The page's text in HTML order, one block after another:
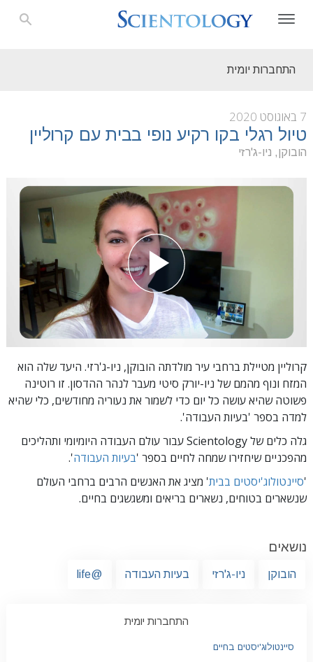
התחברות יומית
7 באוגוסט 2020
טיול רגלי בקו רקיע נופי בבית עם קרוליין
הובוקן, ניו-ג'רזי
קרוליין מטיילת ברחבי עיר מולדתה הובוקן, ניו-ג'רזי. היעד שלה הוא
המזח ונוף מהמם של ניו-יורק סיטי מעבר לנהר ההדסון. זו רוטינה
פשוטה שהיא עושה כל יום כדי לשמור את נעוריה מחודשים, כלי שהיא
למדה בספר 'בעיות העבודה'.
גלה כלים של Scientology עבור עולם העבודה היומיומי ותהליכים
מהפכניים שיחזירו שמחה לחיים בספר 'בעיות העבודה'.
'סיינטולוג'יסטים בבית' מציג את האנשים הרבים ברחבי העולם
שנשארים בטוחים, נשארים בריאים ומשגשגים בחיים.
נושאים
הובוקן ניו-ג'רזי בעיות העבודה @life
התחברות יומית
סיינטולוג'יסטים בחיים